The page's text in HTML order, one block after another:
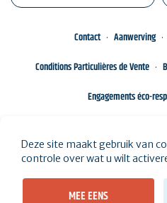
Contact Aanwerving
Conditions Particulières de Vente
Engagements éco-
Deze site maakt gebruik van
controle over wat u wilt
MEE EENS